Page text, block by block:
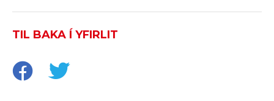
TIL BAKA Í YFIRLIT